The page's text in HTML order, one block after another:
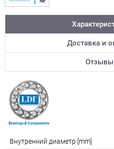
Доставка и
Отзывы
Внутренний диаметр [mm]